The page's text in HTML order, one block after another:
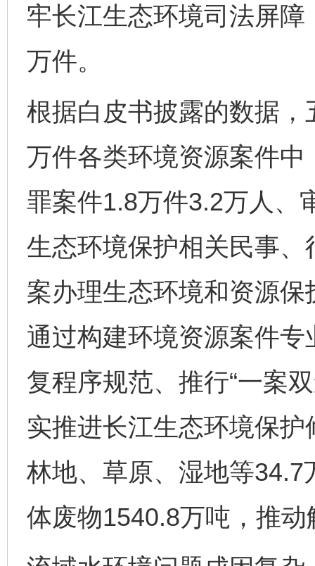
牢长江生态环境司法屏
万件。
根据白皮书披露的数据
万件各类环境资源案件
罪案件1.8万件3.2万人、
生态环境保护相关民事
案办理生态环境和资源
通过构建环境资源案件
复程序规范、推行“一案
实推进长江生态环境保
林地、草原、湿地等
体废物1540.8万吨，推